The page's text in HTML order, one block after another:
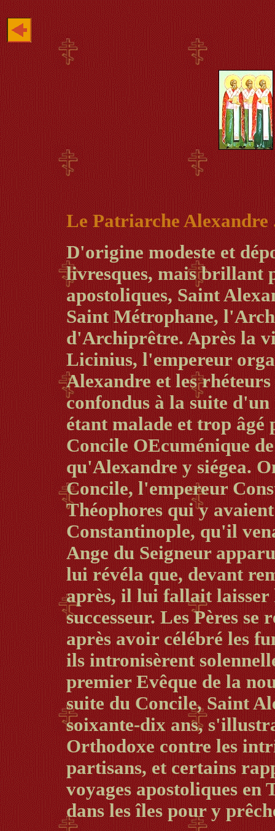
Le Patriarche Alexandre
D'origine modeste et
livresques, mais brillant
apostoliques, Saint
Saint Métrophane,
d'Archiprêtre. Après la
Licinius, l'empereur
Alexandre et les
confondus à la suite
étant malade et trop âgé
Concile OEcuménique
qu'Alexandre y siégea.
Concile, l'empereur
Théophores qui y
Constantinople, qu'il
Ange du Seigneur
lui révéla que, devant
après, il lui fallait laisser
successeur. Les Pères
après avoir célébré les
ils intronisèrent
premier Evêque de la
suite du Concile, Saint
soixante-dix ans,
Orthodoxe contre les
partisans, et certains
voyages apostoliques en
dans les îles pour y